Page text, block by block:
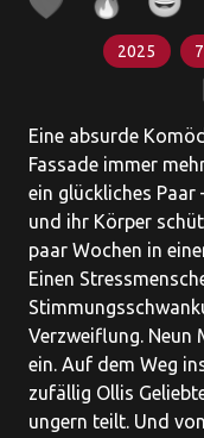
2025
Eine absurde
Fassade immer
ein glückliches
und ihr Körper
paar Wochen in
Einen
Verzweiflung. Neun
ein. Auf dem Weg
zufällig Ollis
ungern teilt. Und